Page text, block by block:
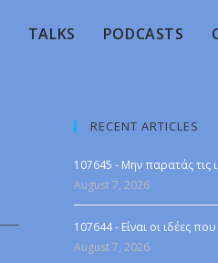
TALKS PODCASTS
RECENT ARTICLES
107645 - Μην παρατάς τις
August 7, 2026
107644 - Είναι οι ιδέες
August 7, 2026